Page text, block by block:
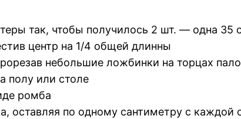
так, чтобы получилось 2 шт. — одна 35
центр на 1/4 общей длинны
небольшие ложбинки на торцах
полу или столе
ромба
оставляя по одному сантиметру с каждой